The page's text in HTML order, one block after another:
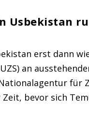
Usbekistan
erst dann
an
für
Zeit, bevor sich